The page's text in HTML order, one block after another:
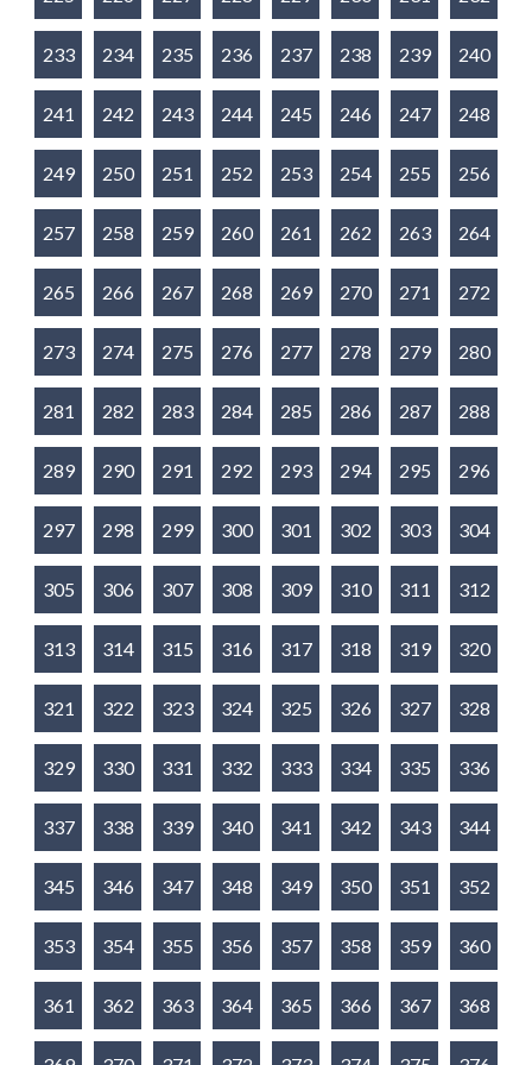
233 234 235 236 237 238 239 240
241 242 243 244 245 246 247 248
249 250 251 252 253 254 255 256
257 258 259 260 261 262 263 264
265 266 267 268 269 270 271 272
273 274 275 276 277 278 279 280
281 282 283 284 285 286 287 288
289 290 291 292 293 294 295 296
297 298 299 300 301 302 303 304
305 306 307 308 309 310 311 312
313 314 315 316 317 318 319 320
321 322 323 324 325 326 327 328
329 330 331 332 333 334 335 336
337 338 339 340 341 342 343 344
345 346 347 348 349 350 351 352
353 354 355 356 357 358 359 360
361 362 363 364 365 366 367 368